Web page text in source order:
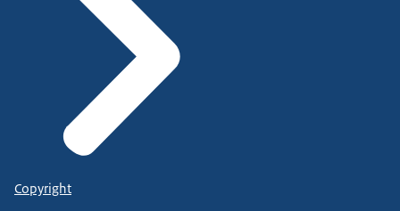
Copyright